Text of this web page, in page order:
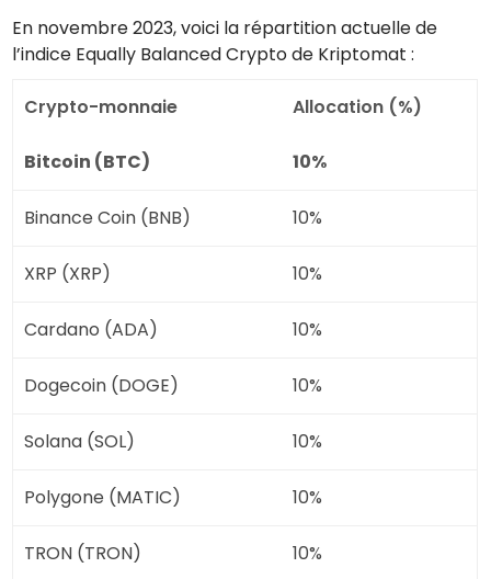
En novembre 2023, voici la répartition actuelle de
l’indice Equally Balanced Crypto de Kriptomat :
Crypto-monnaie Allocation (%)
Bitcoin (BTC) 10%
Binance Coin (BNB) 10%
XRP (XRP) 10%
Cardano (ADA) 10%
Dogecoin (DOGE) 10%
Solana (SOL) 10%
Polygone (MATIC) 10%
TRON (TRON) 10%